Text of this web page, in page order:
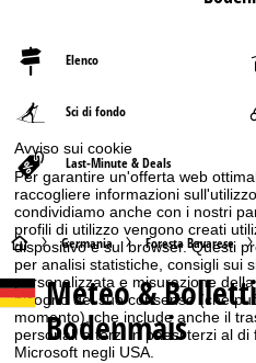
Avviso sui cookie
Per garantire un'offerta web
raccogliere informazioni
condividiamo anche con i nostri
profili di utilizzo vengono creati
dispositivo e sul browser. Questi
per analisi statistiche, consigli sui
personalizzata e misurazione
bisogno del suo consenso (che
momento), che include anche il
personali a terzi in paesi terzi al
Microsoft negli USA.
Elenco
Sci di fondo
Last-Minute & Deals
H
o
m
Germania Foresta Bavarese
Meteo &
Bodenmais